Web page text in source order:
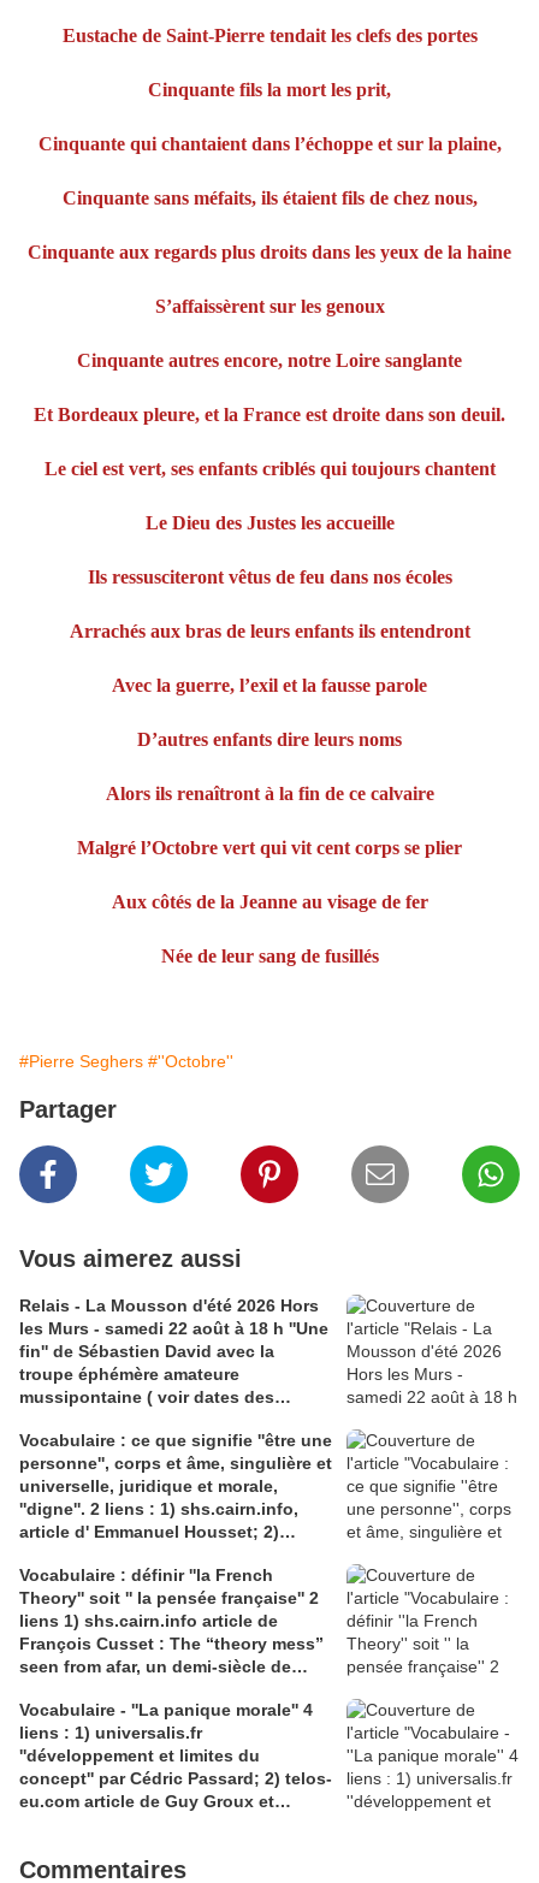
Eustache de Saint-Pierre tendait les clefs des portes
Cinquante fils la mort les prit,
Cinquante qui chantaient dans l’échoppe et sur la plaine,
Cinquante sans méfaits, ils étaient fils de chez nous,
Cinquante aux regards plus droits dans les yeux de la haine
S’affaissèrent sur les genoux
Cinquante autres encore, notre Loire sanglante
Et Bordeaux pleure, et la France est droite dans son deuil.
Le ciel est vert, ses enfants criblés qui toujours chantent
Le Dieu des Justes les accueille
Ils ressusciteront vêtus de feu dans nos écoles
Arrachés aux bras de leurs enfants ils entendront
Avec la guerre, l’exil et la fausse parole
D’autres enfants dire leurs noms
Alors ils renaîtront à la fin de ce calvaire
Malgré l’Octobre vert qui vit cent corps se plier
Aux côtés de la Jeanne au visage de fer
Née de leur sang de fusillés
#Pierre Seghers #''Octobre''
Partager
Vous aimerez aussi
Relais - La Mousson d'été 2026 Hors
les Murs - samedi 22 août à 18 h ''Une
fin'' de Sébastien David avec la
troupe éphémère amateure
mussipontaine ( voir dates des
dramaturgie Lola Molina à l’Espace
Saint-Laurent, Pont-à-Mousson 2
liens : 1) lien meec.org; 2)
lemeac.com
Vocabulaire : ce que signifie ''être une
personne'', corps et âme, singulière et
universelle, juridique et morale,
''digne''. 2 liens : 1) shs.cairn.info,
article d' Emmanuel Housset; 2)
Julian Roche
Vocabulaire : définir ''la French
Theory'' soit '' la pensée française'' 2
liens 1) shs.cairn.info article de
François Cusset : The “theory mess”
seen from afar, un demi-siècle de
tracts.gallimard.fr ''La haine de
l'émancipation...'', François Cusset
Vocabulaire - ''La panique morale'' 4
liens : 1) universalis.fr
''développement et limites du
concept'' par Cédric Passard; 2) telos-
eu.com article de Guy Groux et
pour le compte rendu d'Arnaud
Commentaires